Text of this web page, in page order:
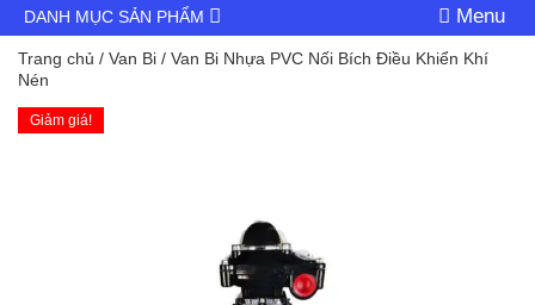
DANH MỤC SẢN PHẨM Menu
Trang chủ / Van Bi / Van Bi Nhựa PVC Nối Bích Điều Khiển Khí
Nén
Giảm giá!